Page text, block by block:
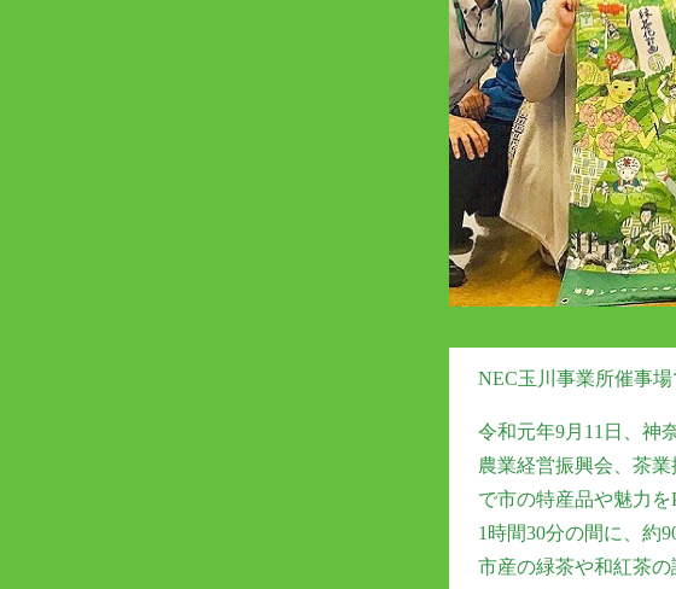
NEC玉川事業所催事場
令和元年9月11日、神
農業経営振興会、茶
で市の特産品や魅力を
1時間30分の間に、約
市産の緑茶や和紅茶